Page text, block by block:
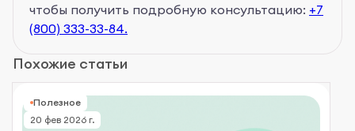
чтобы получить подробную консультацию: +7
(800) 333-33-84.
Похожие статьи
Полезное
20 фев 2026 г.